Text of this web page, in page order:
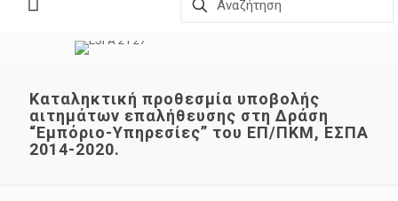
Καταληκτική προθεσμία υποβολής
αιτημάτων επαλήθευσης στη Δράση
“Εμπόριο-Υπηρεσίες” του ΕΠ/ΠΚΜ, ΕΣΠΑ
2014-2020.